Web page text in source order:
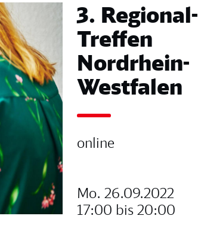
3. Regional-
Treffen
Nordrhein-
Westfalen
online
Mo. 26.09.2022
17:00 bis 20:00